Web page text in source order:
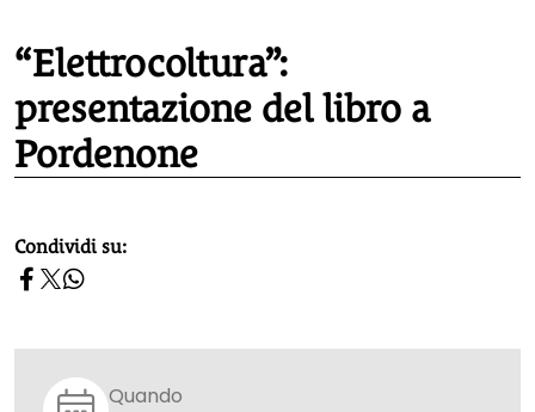
“Elettrocoltura”:
presentazione del libro a
Pordenone
homepage h2
Condividi su:
Quando